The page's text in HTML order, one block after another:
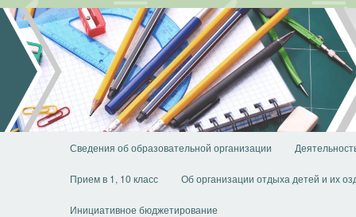
Перейти
основному
содержимому
Сведения об образовательной организации
Прием в 1, 10 класс Об организации отдыха детей и их
Инициативное бюджетирование